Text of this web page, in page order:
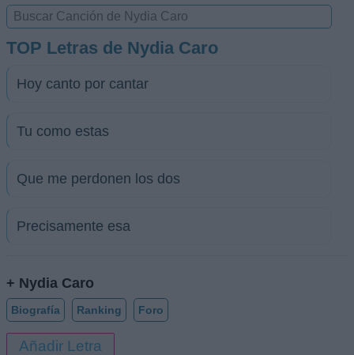
TOP Letras de Nydia Caro
Hoy canto por cantar
Tu como estas
Que me perdonen los dos
Precisamente esa
+ Nydia Caro
Biografía Ranking Foro
Añadir Letra